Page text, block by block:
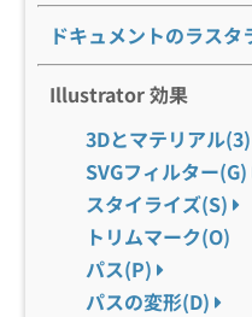
ドキュメントのラス
Illustrator 効果
3Dとマテリアル(3)
SVGフィルター(G)
スタイライズ(S)
トリムマーク(O)
パス(P)
パスの変形(D)